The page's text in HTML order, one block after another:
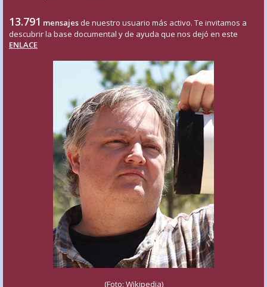
13.791 mensajes de nuestro usuario más activo. Te invitamos a
descubrir la base documental y de ayuda que nos dejó en este
ENLACE
(Foto: Wikipedia)